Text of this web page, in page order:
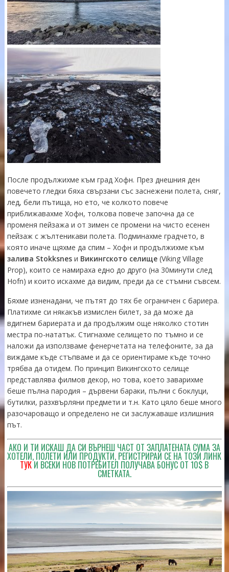
После продължихме към град Хофн. През днешния ден
повечето гледки бяха свързани със заснежени полета, сняг,
лед, бели пътища, но ето, че колкото повече
приближавахме Хофн, толкова повече започна да се
променя пейзажа и от зимен се промени на чисто есенен
пейзаж с жълтеникави полета. Подминахме градчето, в
която иначе щяхме да спим – Хофн и продължихме към
залива Stokksnesи Викингското селище(Viking Village
Prop), които се намираха едно до друго (на 30минути след
Hofn) и които искахме да видим, преди да се стъмни съвсем.
Бяхме изненадани, че пътят до тях бе ограничен с бариера.
Платихме си някакъв измислен билет, за да може да
вдигнем бариерата и да продължим още няколко стотин
местра по-нататък. Стигнахме селището по тъмно и се
наложи да използваме фенерчетата на телефоните, за да
виждаме къде стъпваме и да се ориентираме къде точно
трябва да отидем. По принцип Викингското селище
представлява филмов декор, но това, което заварихме
беше пълна пародия – дървени бараки, пълни с боклуци,
бутилки, разхвърляни предмети и т.н. Като цяло беше много
разочароващо и определено не си заслужаваше излишния
път.
АКО И ТИ ИСКАШ ДА СИ ВЪРНЕШ ЧАСТ ОТ ЗАПЛАТЕНАТА СУМА ЗА
ХОТЕЛИ, ПОЛЕТИ ИЛИ ПРОДУКТИ, РЕГИСТРИРАЙ СЕ НА ТОЗИ ЛИНК
ТУК И ВСЕКИ НОВ ПОТРЕБИТЕЛ ПОЛУЧАВА БОНУС ОТ 10$ В
СМЕТКАТА.